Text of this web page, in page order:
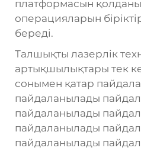
платформасын
операцияларын
береді.
Талшықты лазерлік
артықшылықтары тек
сонымен қатар
пайдаланылады
пайдаланылады
пайдаланылады
пайдаланылады